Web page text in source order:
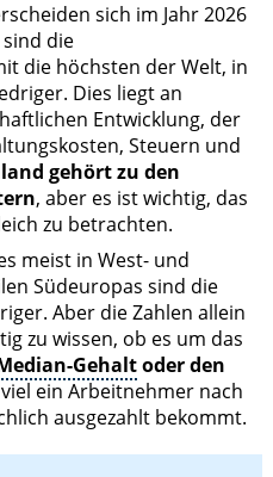
sich im Jahr 2026
die
die höchsten der Welt, in
Dies liegt an
Entwicklung, der
Steuern und
gehört zu den
, aber es ist wichtig, das
zu betrachten.
meist in West- und
Südeuropas sind die
Aber die Zahlen allein
zu wissen, ob es um das
Gehaltoder den
ein Arbeitnehmer nach
ausgezahlt bekommt.